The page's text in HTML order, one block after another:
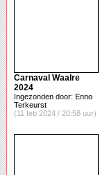
Carnaval Waalre
2024
Ingezonden door: Enno
Terkeurst
(11 feb 2024 / 20:58 uur)